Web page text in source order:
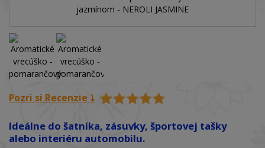
Pozri si Recenzie ⤵️
Ideálne do šatníka, zásuvky, športovej tašky
alebo interiéru automobilu.